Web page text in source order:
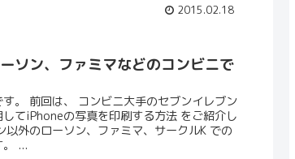
2015.02.18
ソン、ファミマなどのコンビニで
。 前回は、 コンビニ大手のセブンイレブン
てiPhoneの写真を印刷する方法 をご紹介し
以外のローソン、ファミマ、サークルK での
...